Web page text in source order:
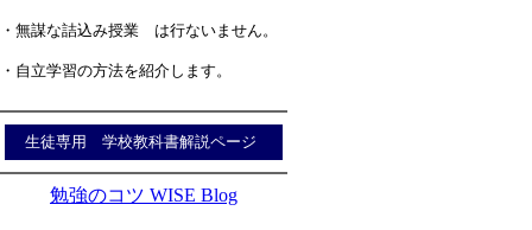
・無謀な詰込み授業 は行ないません。
・自立学習の方法を紹介します。
生徒専用 学校教科書解説ページ
勉強のコツ WISE Blog